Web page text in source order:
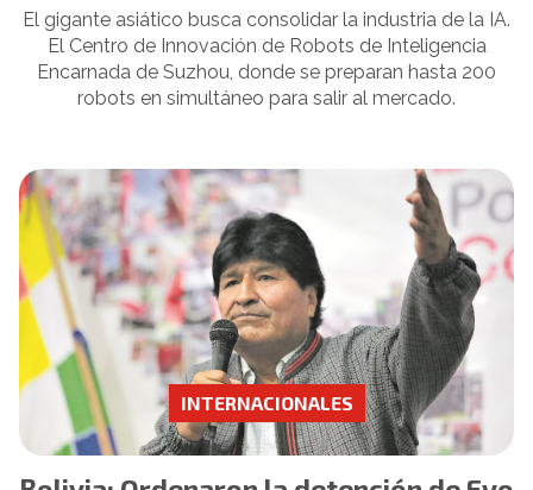
El gigante asiático busca consolidar la industria de la IA.
El Centro de Innovación de Robots de Inteligencia
Encarnada de Suzhou, donde se preparan hasta 200
robots en simultáneo para salir al mercado.
INTERNACIONALES